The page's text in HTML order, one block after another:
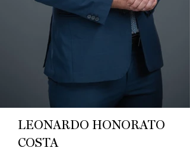
LEONARDO HONORATO
COSTA